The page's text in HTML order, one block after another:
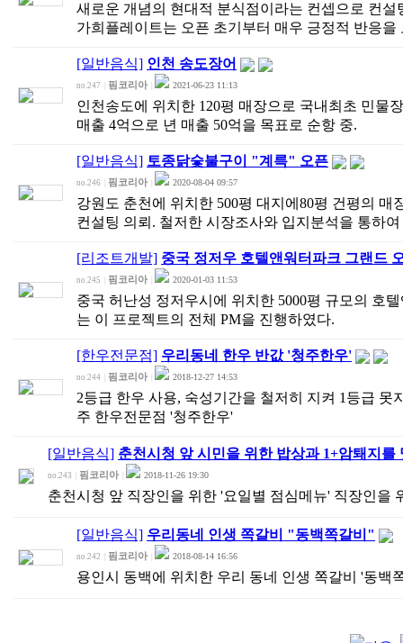
새로운 개념의 현대적 분식점이라는 컨셉으로 컨설
가희플레이트는 오픈 초기부터 매우 긍정적 반응
[일반음식] 인천 송도장어
no.247 핌코리아 2021-06-23 11:13
인천송도에 위치한 120평 매장으로 국내최초 민물
매출 4억으로 년 매출 50억을 목표로 순항 중.
[일반음식] 토종닭숯불구이 "계륵" 오픈
no.246 핌코리아 2020-08-04 09:57
강원도 춘천에 위치한 500평 대지에80평 건평의 매
컨설팅 의뢰. 철저한 시장조사와 입지분석을 통하
[리조트개발] 중국 정저우 호텔앤워터파크 그랜드
no.245 핌코리아 2020-01-03 11:53
중국 허난성 정저우시에 위치한 5000평 규모의 호
는 이 프로젝트의 전체 PM을 진행하였다.
[한우전문점] 우리동네 한우 반값 '청주한우'
no.244 핌코리아 2018-12-27 14:53
2등급 한우 사용, 숙성기간을 철저히 지켜 1등급 못
주 한우전문점 '청주한우'
[일반음식] 춘천시청 앞 시민을 위한 밥상과 1+암퇘지
no.243 핌코리아 2018-11-26 19:30
춘천시청 앞 직장인을 위한 '요일별 점심메뉴' 직장인을
[일반음식] 우리동네 인생 쪽갈비 "동백쪽갈비"
no.242 핌코리아 2018-08-14 16:56
용인시 동백에 위치한 우리 동네 인생 쪽갈비 '동백